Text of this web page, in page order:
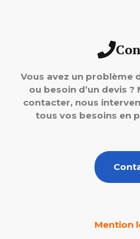
Vous avez un problème
ou besoin d’un devis ?
contacter, nous
tous vos besoins en
Mention